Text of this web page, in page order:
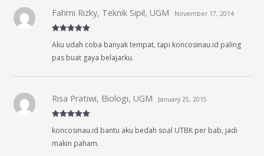
of 5
Fahmi Rizky, Teknik Sipil, UGM November 17, 2014
Aku udah coba banyak tempat, tapi koncosinau.id paling
pas buat gaya belajarku.
of 5
Risa Pratiwi, Biologi, UGM January 25, 2015
koncosinau.id bantu aku bedah soal UTBK per bab, jadi
makin paham.